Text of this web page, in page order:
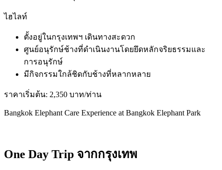
ไฮไลท์
ตั้งอยู่ในกรุงเทพฯ เดินทางสะดวก
ศูนย์อนุรักษ์ช้างที่ดำเนินงานโดยยึดหลักจริยธรรมและ
การอนุรักษ์
มีกิจกรรมใกล้ชิดกับช้างที่หลากหลาย
ราคาเริ่มต้น: 2,350 บาท/ท่าน
Bangkok Elephant Care Experience at Bangkok Elephant Park
One Day Trip จากกรุงเทพ